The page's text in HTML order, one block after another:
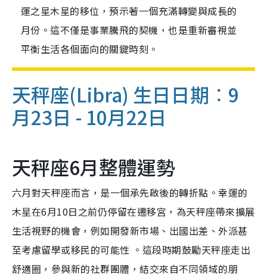
運之星木星的移位，預示著一個充滿轉變與成長的
月份。這不僅是事業騰飛的契機，也是重新審視並
平衡生活各個面向的關鍵時刻。
天秤座(Libra) 生日日期︰9
月23日 - 10月22日
天秤座6月整體運勢
六月對天秤座而言，是一個承先啟後的轉折點。幸運的
木星在6月10日之前仍停留在遷移宮，為天秤座帶來擴展
生活視野的機會，例如開發新市場、出國出差、外派甚
至考慮留學或移民的可能性 。這段時期鼓勵天秤座走出
舒適圈，參與新的社群團體，結交來自不同領域的朋